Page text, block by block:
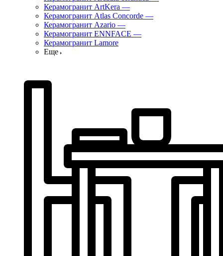
Керамогранит ArtKera —
Керамогранит Atlas Concorde —
Керамогранит Azario —
Керамогранит ENNFACE —
Керамогранит Lamore
Еще